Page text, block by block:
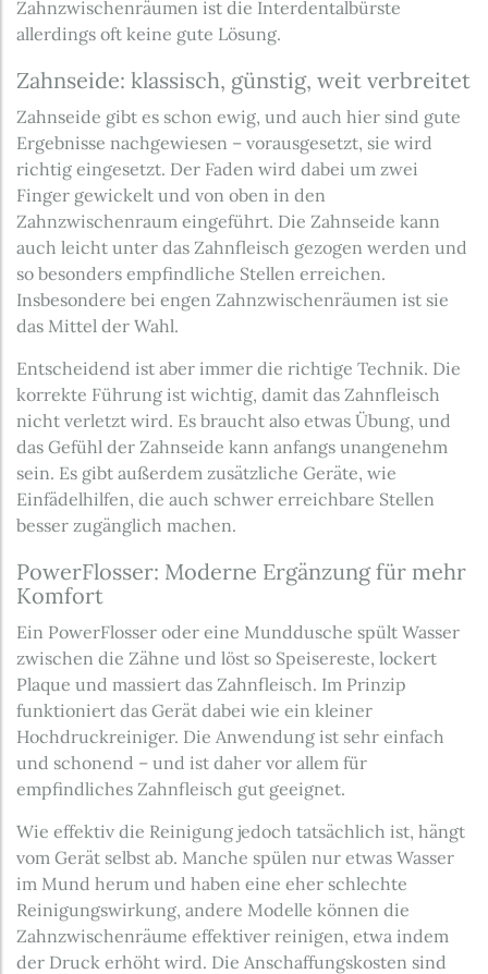
Zahnzwischenräumen ist die Interdentalbürste
allerdings oft keine gute Lösung.
Zahnseide: klassisch, günstig, weit verbreitet
Zahnseide gibt es schon ewig, und auch hier sind gute
Ergebnisse nachgewiesen – vorausgesetzt, sie wird
richtig eingesetzt. Der Faden wird dabei um zwei
Finger gewickelt und von oben in den
Zahnzwischenraum eingeführt. Die Zahnseide kann
auch leicht unter das Zahnfleisch gezogen werden und
so besonders empfindliche Stellen erreichen.
Insbesondere bei engen Zahnzwischenräumen ist sie
das Mittel der Wahl.
Entscheidend ist aber immer die richtige Technik. Die
korrekte Führung ist wichtig, damit das Zahnfleisch
nicht verletzt wird. Es braucht also etwas Übung, und
das Gefühl der Zahnseide kann anfangs unangenehm
sein. Es gibt außerdem zusätzliche Geräte, wie
Einfädelhilfen, die auch schwer erreichbare Stellen
besser zugänglich machen.
PowerFlosser: Moderne Ergänzung für mehr
Komfort
Ein PowerFlosser oder eine Munddusche spült Wasser
zwischen die Zähne und löst so Speisereste, lockert
Plaque und massiert das Zahnfleisch. Im Prinzip
funktioniert das Gerät dabei wie ein kleiner
Hochdruckreiniger. Die Anwendung ist sehr einfach
und schonend – und ist daher vor allem für
empfindliches Zahnfleisch gut geeignet.
Wie effektiv die Reinigung jedoch tatsächlich ist, hängt
vom Gerät selbst ab. Manche spülen nur etwas Wasser
im Mund herum und haben eine eher schlechte
Reinigungswirkung, andere Modelle können die
Zahnzwischenräume effektiver reinigen, etwa indem
der Druck erhöht wird. Die Anschaffungskosten sind